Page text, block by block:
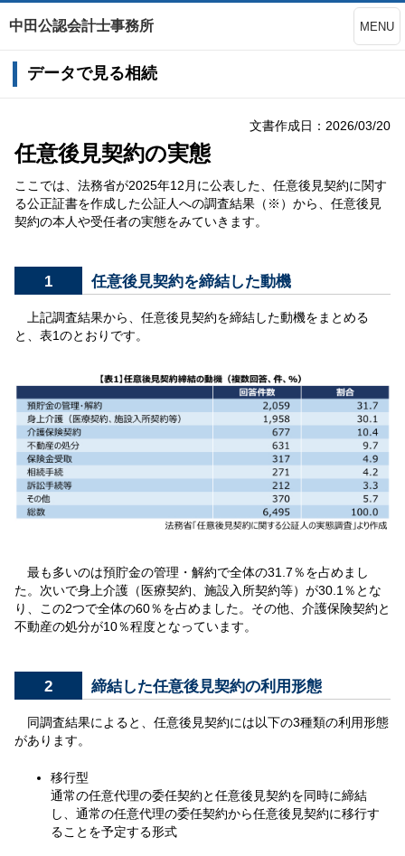
中田公認会計士事務所 MENU
データで見る相続
文書作成日：2026/03/20
任意後見契約の実態
ここでは、法務省が2025年12月に公表した、任意後見契約に関す
る公正証書を作成した公証人への調査結果（※）から、任意後見
契約の本人や受任者の実態をみていきます。
1 任意後見契約を締結した動機
上記調査結果から、任意後見契約を締結した動機をまとめる
と、表1のとおりです。
最も多いのは預貯金の管理・解約で全体の31.7％を占めまし
た。次いで身上介護（医療契約、施設入所契約等）が30.1％とな
り、この2つで全体の60％を占めました。その他、介護保険契約と
不動産の処分が10％程度となっています。
2 締結した任意後見契約の利用形態
同調査結果によると、任意後見契約には以下の3種類の利用形態
があります。
移行型
通常の任意代理の委任契約と任意後見契約を同時に締結
し、通常の任意代理の委任契約から任意後見契約に移行す
ることを予定する形式